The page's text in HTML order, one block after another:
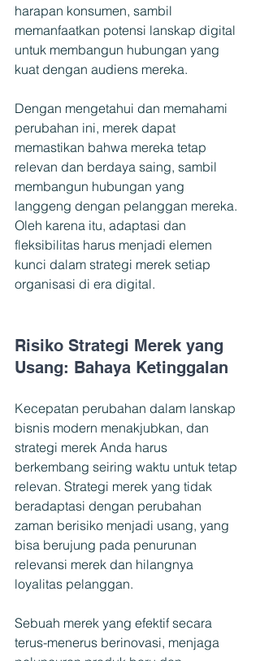
harapan konsumen, sambil
memanfaatkan potensi lanskap digital
untuk membangun hubungan yang
kuat dengan audiens mereka.
Dengan mengetahui dan memahami
perubahan ini, merek dapat
memastikan bahwa mereka tetap
relevan dan berdaya saing, sambil
membangun hubungan yang
langgeng dengan pelanggan mereka.
Oleh karena itu, adaptasi dan
fleksibilitas harus menjadi elemen
kunci dalam strategi merek setiap
organisasi di era digital.
Risiko Strategi Merek yang
Usang: Bahaya Ketinggalan
Kecepatan perubahan dalam lanskap
bisnis modern menakjubkan, dan
strategi merek Anda harus
berkembang seiring waktu untuk tetap
relevan. Strategi merek yang tidak
beradaptasi dengan perubahan
zaman berisiko menjadi usang, yang
bisa berujung pada penurunan
relevansi merek dan hilangnya
loyalitas pelanggan.
Sebuah merek yang efektif secara
terus-menerus berinovasi, menjaga